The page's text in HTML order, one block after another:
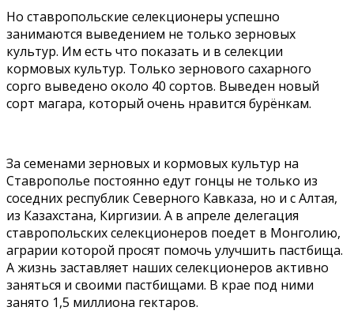
Но ставропольские селекционеры успешно
занимаются выведением не только зерновых
культур. Им есть что показать и в селекции
кормовых культур. Только зернового сахарного
сорго выведено около 40 сортов. Выведен новый
сорт магара, который очень нравится бурёнкам.
За семенами зерновых и кормовых культур на
Ставрополье постоянно едут гонцы не только из
соседних республик Северного Кавказа, но и с Алтая,
из Казахстана, Киргизии. А в апреле делегация
ставропольских селекционеров поедет в Монголию,
аграрии которой просят помочь улучшить пастбища.
А жизнь заставляет наших селекционеров активно
заняться и своими пастбищами. В крае под ними
занято 1,5 миллиона гектаров.